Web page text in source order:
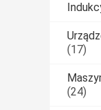
(17)
(24)